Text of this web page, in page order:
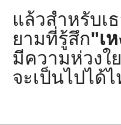
แล้วสำหรับเ
ยามที่รู้สึก"เ
มีความห่วงใ
จะเป็นไปได้